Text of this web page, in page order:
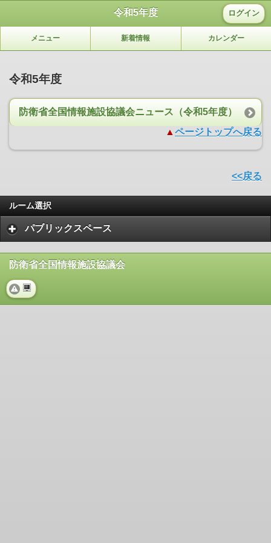
令和5年度 ログイン
メニュー 新着情報 カレンダー
令和5年度
防衛省全国情報施設協議会ニュース（令和5年度）
▲ ページトップへ戻る
<<戻る
ルーム選択
パブリックスペース
防衛省全国情報施設協議会